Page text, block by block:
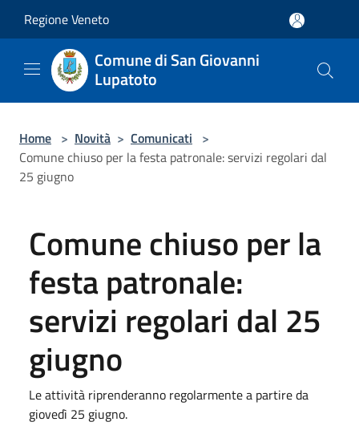
Regione Veneto
Comune di San Giovanni
Lupatoto
Home > Novità > Comunicati >
Comune chiuso per la festa patronale: servizi regolari dal
25 giugno
Comune chiuso per la
festa patronale:
servizi regolari dal 25
giugno
Le attività riprenderanno regolarmente a partire da
giovedì 25 giugno.